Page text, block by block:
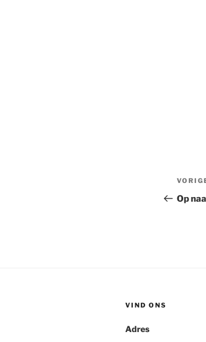
Vorig
Op
VIND ONS
Adres